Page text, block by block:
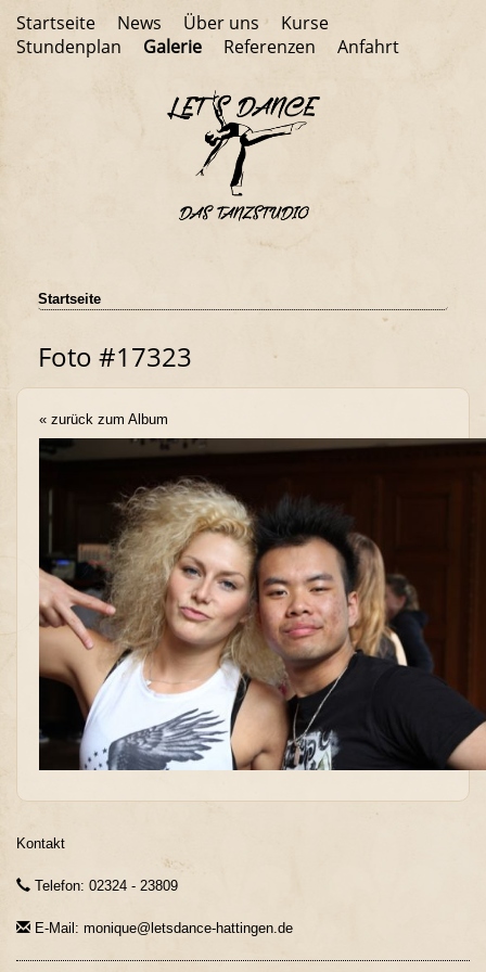
Startseite News Über uns
Kurse
Stundenplan
Galerie Referenzen Anfahrt
Startseite
Foto #17323
« zurück zum Album
Kontakt
Telefon: 02324 - 23809
E-Mail: monique@letsdance-hattingen.de